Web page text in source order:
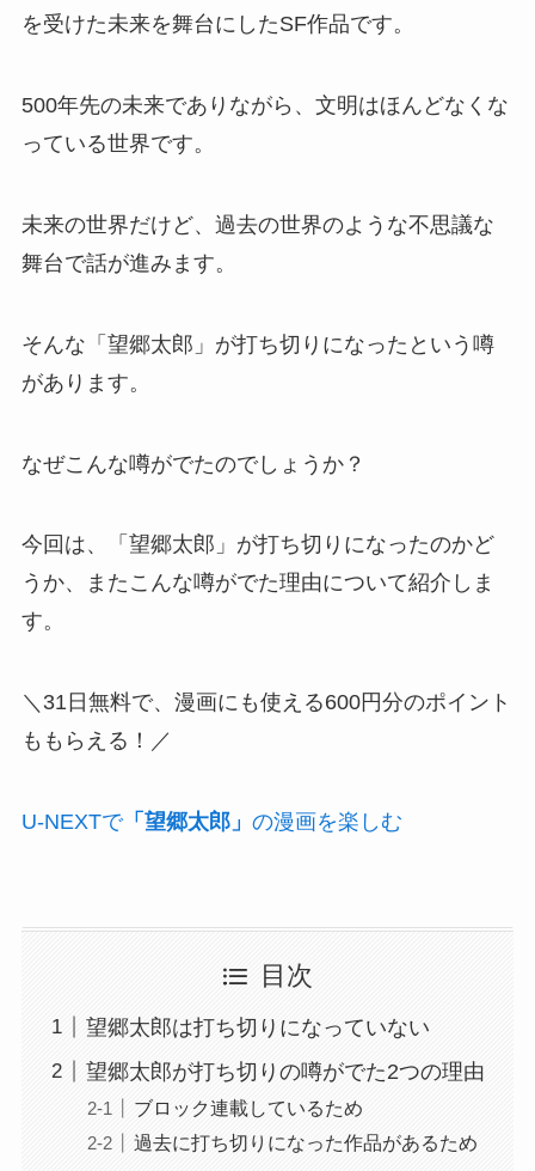
を受けた未来を舞台にしたSF作品です。
500年先の未来でありながら、文明はほんどなくな
っている世界です。
未来の世界だけど、過去の世界のような不思議な
舞台で話が進みます。
そんな「望郷太郎」が打ち切りになったという噂
があります。
なぜこんな噂がでたのでしょうか？
今回は、「望郷太郎」が打ち切りになったのかど
うか、またこんな噂がでた理由について紹介しま
す。
＼31日無料で、漫画にも使える600円分のポイント
ももらえる！／
U-NEXTで「望郷太郎」 の漫画を楽しむ
目次
望郷太郎は打ち切りになっていない
望郷太郎が打ち切りの噂がでた2つの理由
ブロック連載しているため
過去に打ち切りになった作品があるため